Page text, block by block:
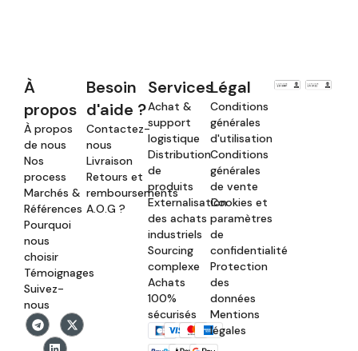
À
propos
À propos
de nous
Nos
process
Marchés &
Références
Pourquoi
nous
choisir
Témoignages
Suivez-
nous
Besoin
d'aide ?
Contactez-
nous
Livraison
Retours et
remboursements
A.O.G ?
Services
Achat &
support
logistique
Distribution
de
produits
Externalisation
des achats
industriels
Sourcing
complexe
Achats
100%
sécurisés
Légal
Conditions
générales
d'utilisation
Conditions
générales
de vente
Cookies et
paramètres
de
confidentialité
Protection
des
données
Mentions
légales